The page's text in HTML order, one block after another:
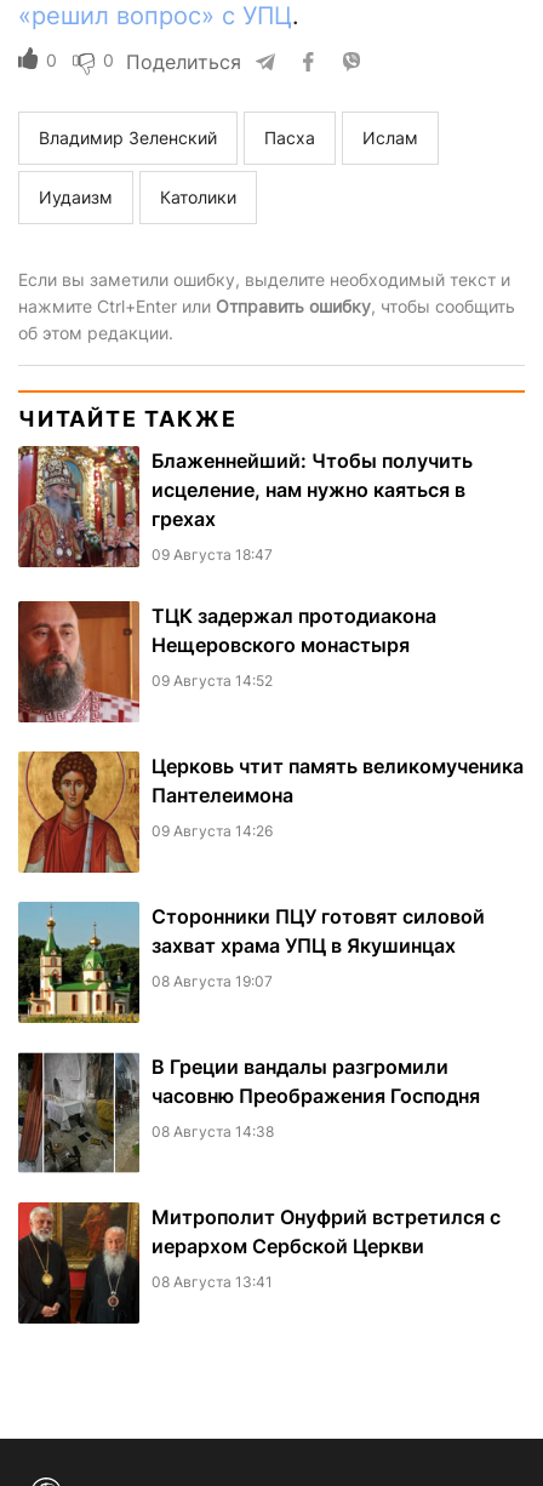
«решил вопрос» с УПЦ.
0 0 Поделиться
Владимир Зеленский Пасха Ислам
Иудаизм Католики
Если вы заметили ошибку, выделите необходимый текст и
нажмите Ctrl+Enter или Отправить ошибку, чтобы сообщить
об этом редакции.
ЧИТАЙТЕ ТАКЖЕ
Блаженнейший: Чтобы получить
исцеление, нам нужно каяться в
грехах
09 Августа 18:47
ТЦК задержал протодиакона
Нещеровского монастыря
09 Августа 14:52
Церковь чтит память великомученика
Пантелеимона
09 Августа 14:26
Сторонники ПЦУ готовят силовой
захват храма УПЦ в Якушинцах
08 Августа 19:07
В Греции вандалы разгромили
часовню Преображения Господня
08 Августа 14:38
Митрополит Онуфрий встретился с
иерархом Сербской Церкви
08 Августа 13:41